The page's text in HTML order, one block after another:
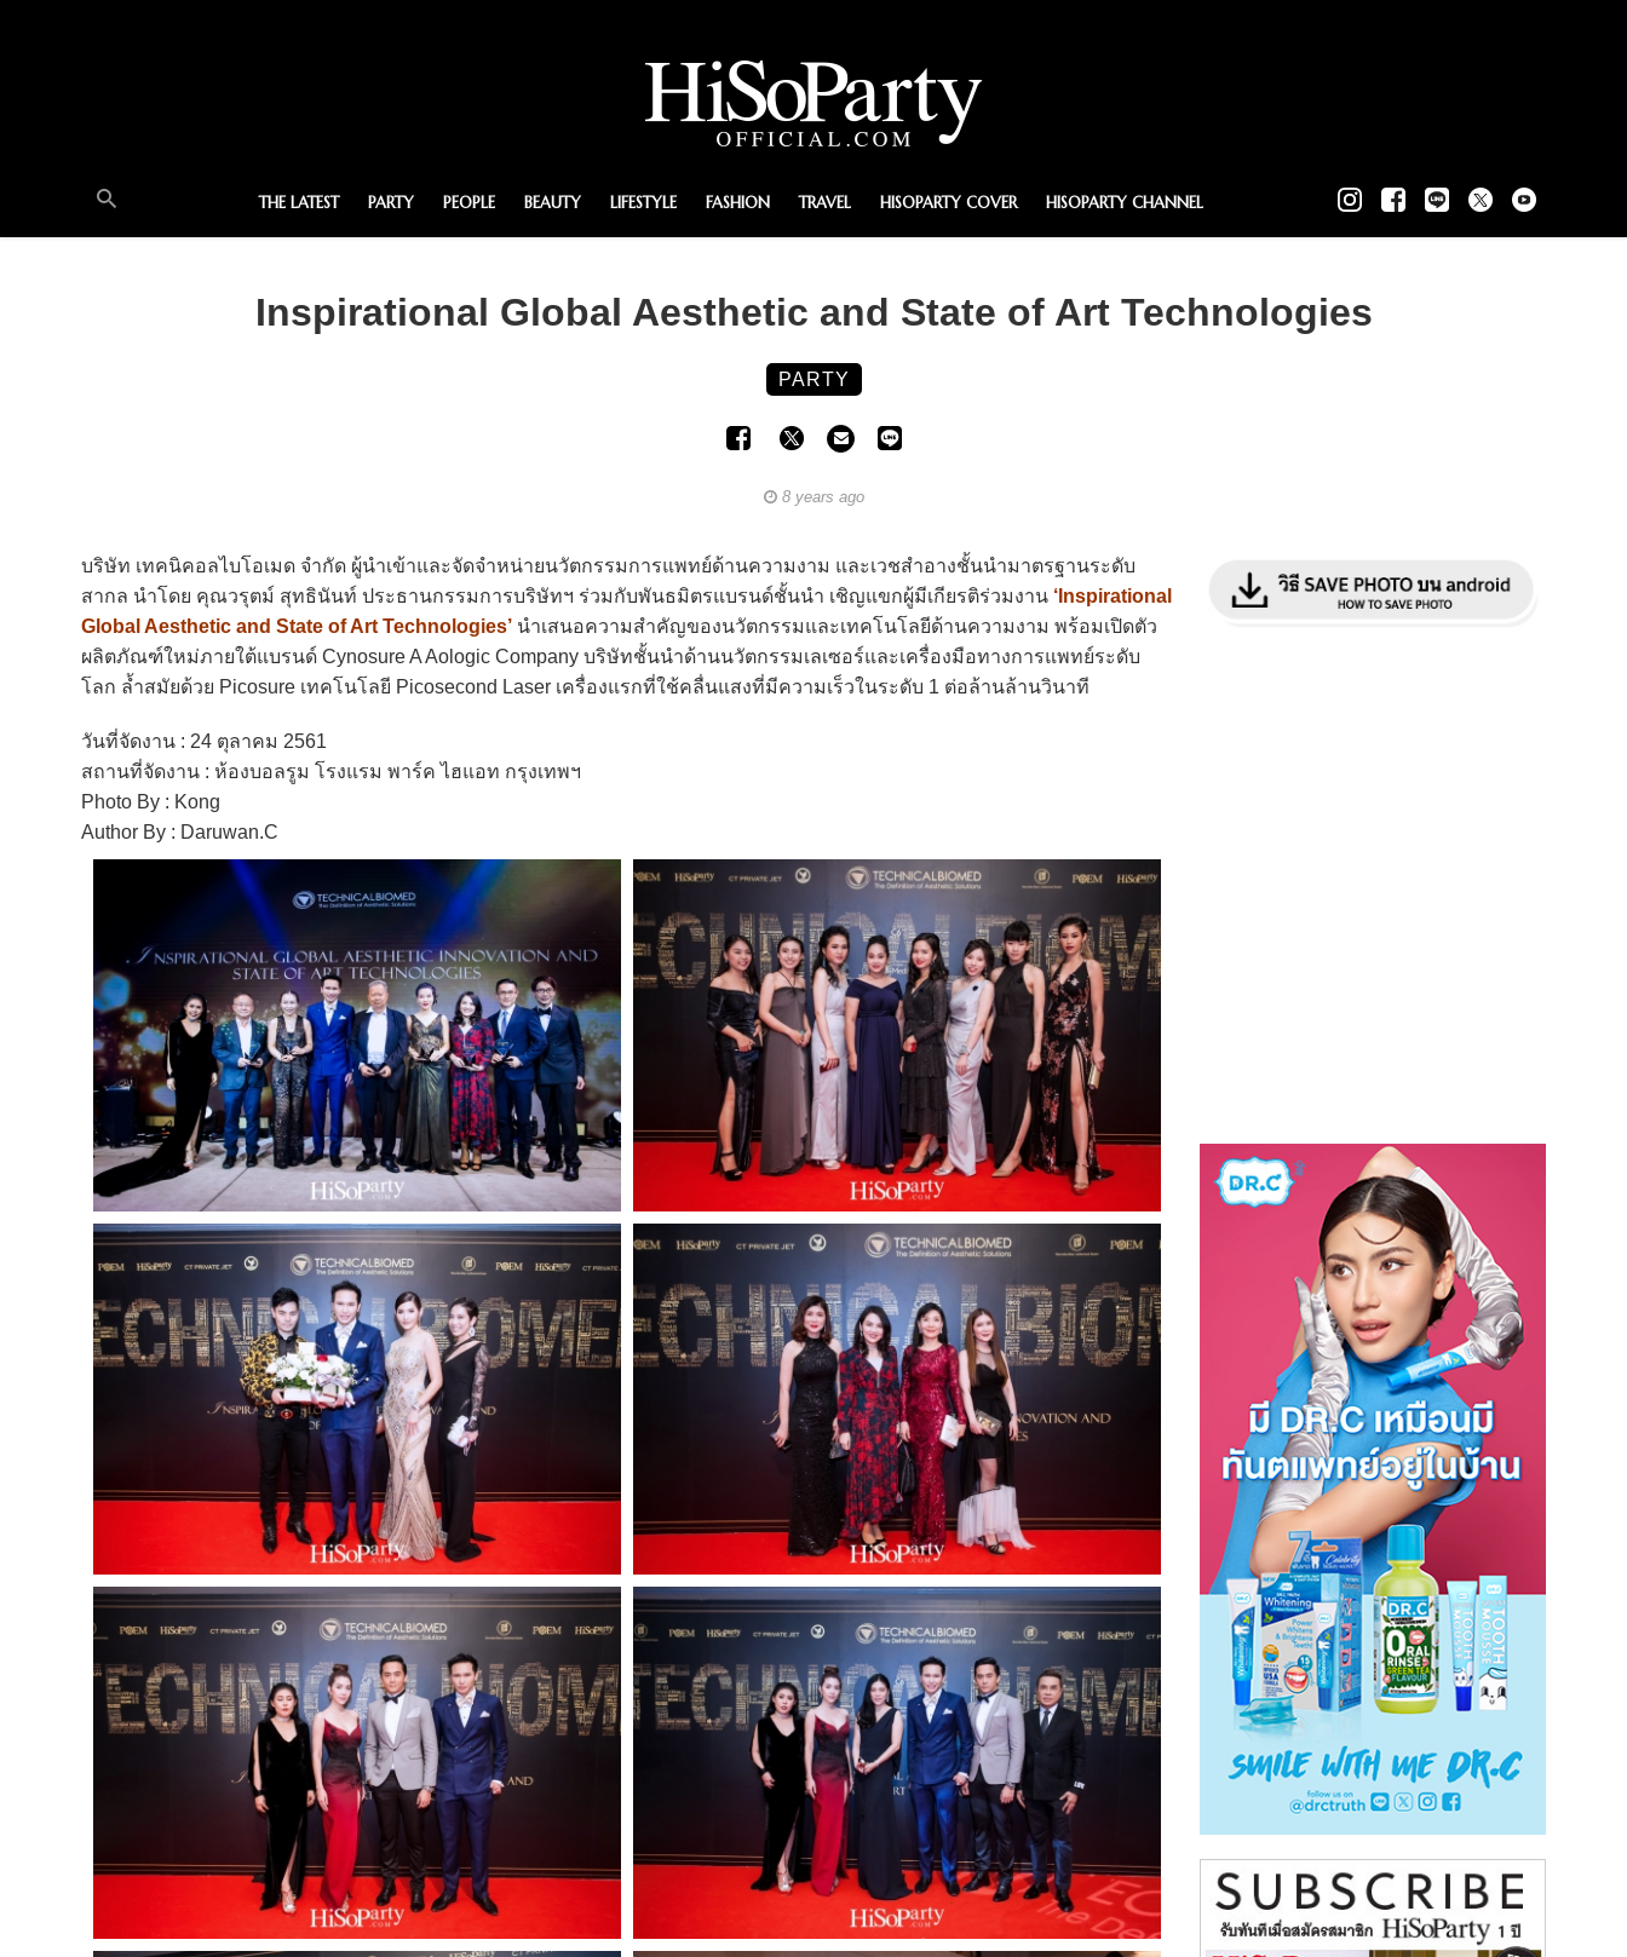
THE LATEST PARTY PEOPLE BEAUTY LIFESTYLE FASHION TRAVEL HISOPARTY COVER HISOPARTY CHANNEL
Inspirational Global Aesthetic and State of Art Technologies
PARTY
8 years ago
บริษัท เทคนิคอลไบโอเมด จำกัด ผู้นำเข้าและจัดจำหน่ายนวัตกรรมการแพทย์ด้านความงาม และเวชสำอางชั้นนำมาตรฐานระดับ
สากล นำโดย คุณวรุตม์ สุทธินันท์ ประธานกรรมการบริษัทฯ ร่วมกับพันธมิตรแบรนด์ชั้นนำ เชิญแขกผู้มีเกียรติร่วมงาน ‘Inspirational
Global Aesthetic and State of Art Technologies’ นำเสนอความสำคัญของนวัตกรรมและเทคโนโลยีด้านความงาม พร้อมเปิดตัว
ผลิตภัณฑ์ใหม่ภายใต้แบรนด์ Cynosure A Aologic Company บริษัทชั้นนำด้านนวัตกรรมเลเซอร์และเครื่องมือทางการแพทย์ระดับ
โลก ล้ำสมัยด้วย Picosure เทคโนโลยี Picosecond Laser เครื่องแรกที่ใช้คลื่นแสงที่มีความเร็วในระดับ 1 ต่อล้านล้านวินาที
วันที่จัดงาน : 24 ตุลาคม 2561
สถานที่จัดงาน : ห้องบอลรูม โรงแรม พาร์ค ไฮแอท กรุงเทพฯ
Photo By : Kong
Author By : Daruwan.C